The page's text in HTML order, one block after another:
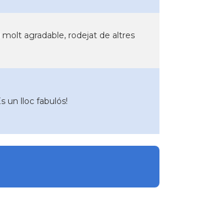
agradable, rodejat de altres
un lloc fabulós!